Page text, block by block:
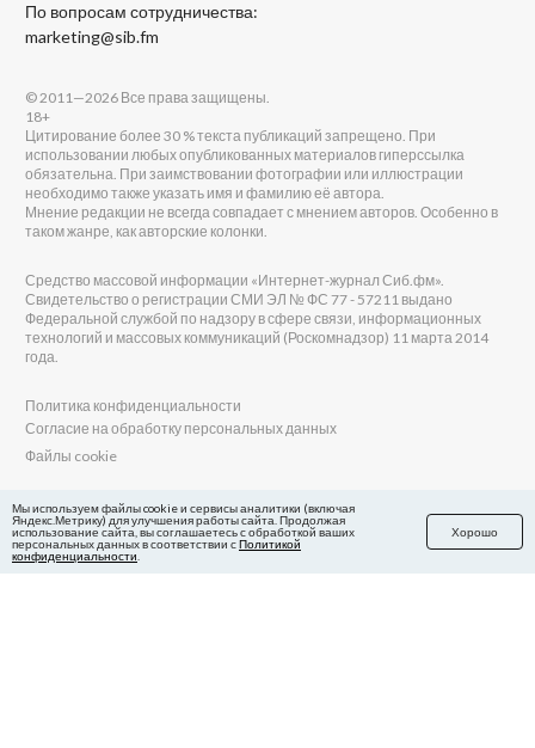
По вопросам сотрудничества:
marketing@sib.fm
© 2011—2026 Все права защищены.
18+
Цитирование более 30 % текста публикаций запрещено. При
использовании любых опубликованных материалов гиперссылка
обязательна. При заимствовании фотографии или иллюстрации
необходимо также указать имя и фамилию её автора.
Мнение редакции не всегда совпадает с мнением авторов. Особенно в
таком жанре, как авторские колонки.
Средство массовой информации «Интернет-журнал Сиб.фм».
Свидетельство о регистрации СМИ ЭЛ № ФС 77 - 57211 выдано
Федеральной службой по надзору в сфере связи, информационных
технологий и массовых коммуникаций (Роскомнадзор) 11 марта 2014
года.
Политика конфиденциальности
Согласие на обработку персональных данных
Файлы cookie
Главный редактор Сиб.фм
Бобровников Виктор Евгеньевич
Учредитель ООО «Сиб.фм»
E-mail редакции: fm@sib.fm
Мы используем файлы cookie и сервисы аналитики (включая
Яндекс.Метрику) для улучшения работы сайта. Продолжая
использование сайта, вы соглашаетесь с обработкой ваших
персональных данных в соответствии сПолитикой
конфиденциальности
Хорошо